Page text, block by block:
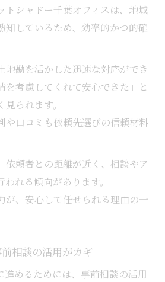
トシャドー千葉オフィスは、地域
知しているため、効率的かつ的確
地勘を活かした迅速な対応ができ
を考慮してくれて安心できた」と
られます。
や口コミも依頼先選びの信頼材料
依頼者との距離が近く、相談やア
れる傾向があります。
が、安心して任せられる理由の一
相談の活用がカギ
進めるためには、事前相談の活用